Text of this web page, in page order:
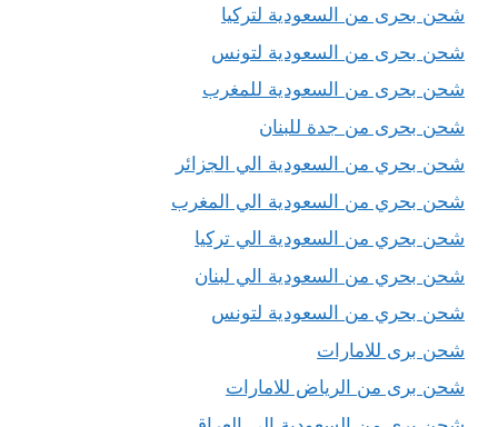
شحن بحرى من السعودية لتركيا
شحن بحرى من السعودية لتونس
شحن بحرى من السعودية للمغرب
شحن بحرى من جدة للبنان
شحن بحري من السعودية الي الجزائر
شحن بحري من السعودية الي المغرب
شحن بحري من السعودية الي تركيا
شحن بحري من السعودية الي لبنان
شحن بحري من السعودية لتونس
شحن برى للامارات
شحن برى من الرياض للامارات